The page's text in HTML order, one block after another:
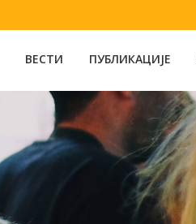
ВЕСТИ ПУБЛИКАЦИЈЕ